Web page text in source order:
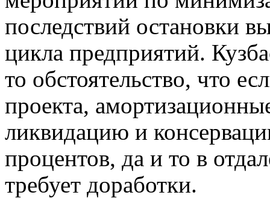
последствий остановки
цикла предприятий.
то обстоятельство, что
проекта,
ликвидацию и
процентов, да и то в
требует доработки.